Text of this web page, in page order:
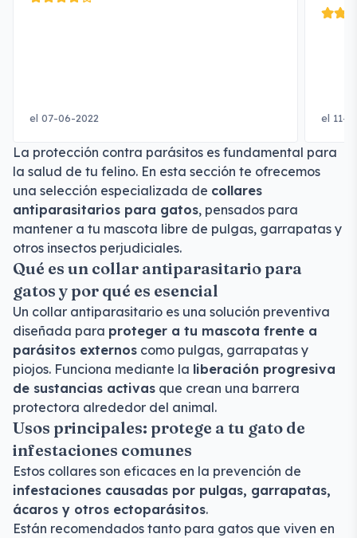
el 07-06-2022 el 11-
La protección contra parásitos es fundamental para
la salud de tu felino. En esta sección te ofrecemos
una selección especializada de collares
antiparasitarios para gatos, pensados para
mantener a tu mascota libre de pulgas, garrapatas y
otros insectos perjudiciales.
Qué es un collar antiparasitario para
gatos y por qué es esencial
Un collar antiparasitario es una solución preventiva
diseñada para proteger a tu mascota frente a
parásitos externos como pulgas, garrapatas y
piojos. Funciona mediante la liberación progresiva
de sustancias activas que crean una barrera
protectora alrededor del animal.
Usos principales: protege a tu gato de
infestaciones comunes
Estos collares son eficaces en la prevención de
infestaciones causadas por pulgas, garrapatas,
ácaros y otros ectoparásitos.
Están recomendados tanto para gatos que viven en